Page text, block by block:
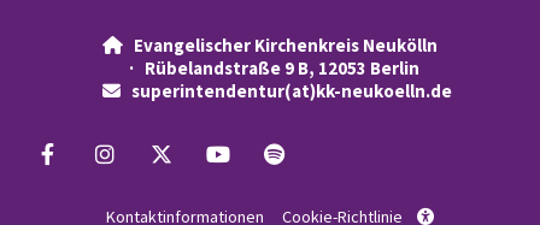

Evangelischer Kirchenkreis Neukölln
· Rübelandstraße 9 B, 12053 Berlin
 superintendentur(at)kk-neukoelln.de
Kontaktinformationen Cookie-Richtlinie 